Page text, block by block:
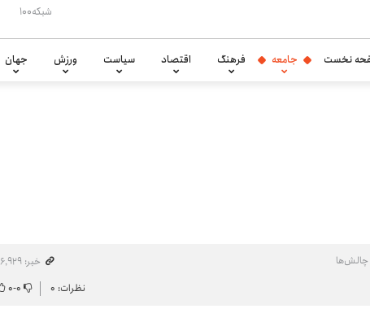
شبکه۱۰۰
نخست جامعه فرهنگ اقتصاد سیاست ورزش جهان
چالش‌ها
خبر: ۸۶٬۹۲۹
نظرات: ۰ ۰-۰